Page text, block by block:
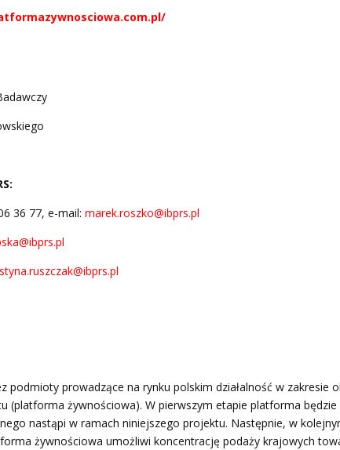
36 77, e-mail:marek.roszko@ibprs.pl
prowadzące na rynku polskim działalność w zakresie
żywnościowa). W pierwszym etapie platforma będzie
nastąpi w ramach niniejszego projektu. Następnie, w
żywnościowa umożliwi koncentrację podaży krajowych